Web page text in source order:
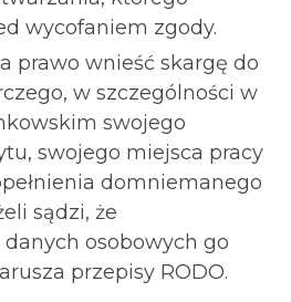
wycofaniem zgody.
prawo wnieść skargę do
w szczególności w
swojego
swojego miejsca pracy
domniemanego
sądzi, że
osobowych go
przepisy RODO.